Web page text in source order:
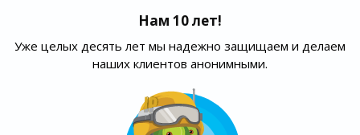
Нам 10 лет!
Уже целых десять лет мы надежно защищаем и делаем
наших клиентов анонимными.